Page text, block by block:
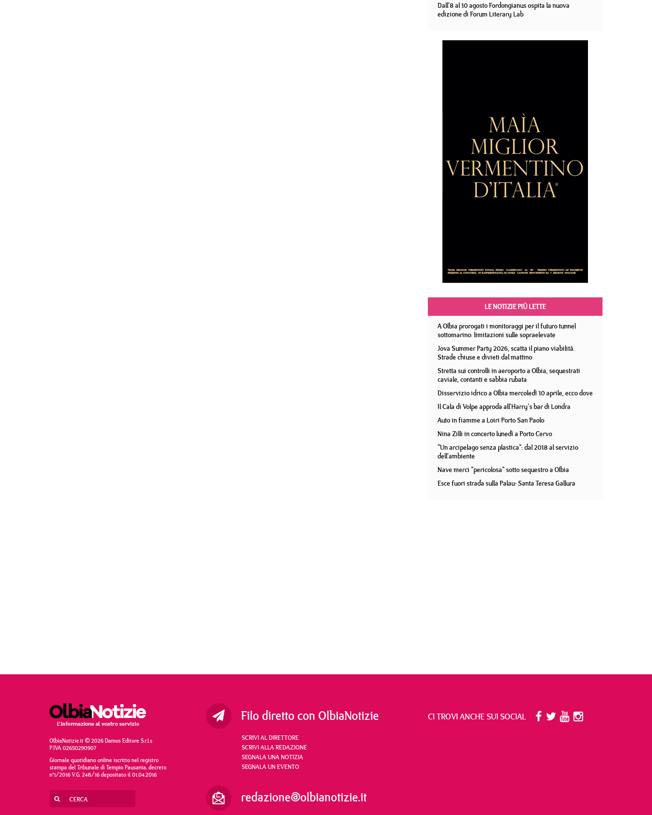
Dall'8 al 10 agosto Fordongianus ospita la nuova
edizione di Forum Literary Lab
LE NOTIZIE PIÙ LETTE
A Olbia prorogati i monitoraggi per il futuro tunnel
sottomarino: limitazioni sulle sopraelevate
Jova Summer Party 2026, scatta il piano viabilità.
Strade chiuse e divieti dal mattino
Stretta sui controlli in aeroporto a Olbia, sequestrati
caviale, contanti e sabbia rubata
Disservizio idrico a Olbia mercoledì 10 aprile, ecco dove
Il Cala di Volpe approda all'Harry's bar di Londra
Auto in fiamme a Loiri Porto San Paolo
Nina Zilli in concerto lunedì a Porto Cervo
"Un arcipelago senza plastica": dal 2018 al servizio
dell'ambiente
Nave merci "pericolosa" sotto sequestro a Olbia
Esce fuori strada sulla Palau- Santa Teresa Gallura
OlbiaNotizie.it © 2026 Damos Editore S.r.l.s
P.IVA 02650290907
Giornale quotidiano online iscritto nel registro
stampa del Tribunale di Tempio Pausania, decreto
n°1/2016 V.G. 248/16 depositato il 01.04.2016
Filo diretto con OlbiaNotizie
SCRIVI AL DIRETTORE
SCRIVI ALLA REDAZIONE
SEGNALA UNA NOTIZIA
SEGNALA UN EVENTO
redazione@olbianotizie.it
CI TROVI ANCHE SUI SOCIAL